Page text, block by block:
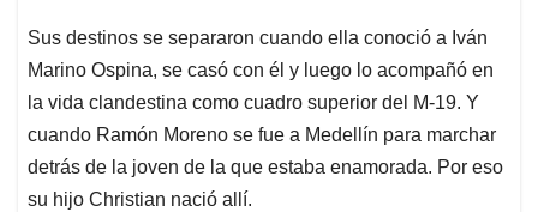
Sus destinos se separaron cuando ella conoció a Iván
Marino Ospina, se casó con él y luego lo acompañó en
la vida clandestina como cuadro superior del M-19. Y
cuando Ramón Moreno se fue a Medellín para marchar
detrás de la joven de la que estaba enamorada. Por eso
su hijo Christian nació allí.